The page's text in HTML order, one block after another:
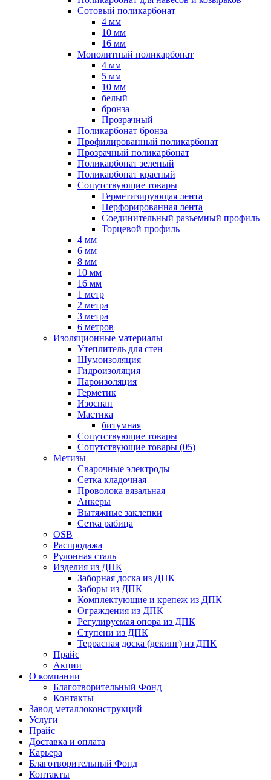
Сотовый поликарбонат
4 мм
10 мм
16 мм
Монолитный поликарбонат
4 мм
5 мм
10 мм
белый
бронза
Прозрачный
Поликарбонат бронза
Профилированный поликарбонат
Прозрачный поликарбонат
Поликарбонат зеленый
Поликарбонат красный
Сопутствующие товары
Герметизирующая лента
Перфорированная лента
Соединительный разъемный профиль
Торцевой профиль
4 мм
6 мм
8 мм
10 мм
16 мм
1 метр
2 метра
3 метра
6 метров
Изоляционные материалы
Утеплитель для стен
Шумоизоляция
Гидроизоляция
Пароизоляция
Герметик
Изоспан
Мастика
битумная
Сопутствующие товары
Сопутствующие товары (05)
Метизы
Сварочные электроды
Сетка кладочная
Проволока вязальная
Анкеры
Вытяжные заклепки
Сетка рабица
OSB
Распродажа
Рулонная сталь
Изделия из ДПК
Заборная доска из ДПК
Заборы из ДПК
Комплектующие и крепеж из ДПК
Ограждения из ДПК
Регулируемая опора из ДПК
Ступени из ДПК
Террасная доска (декинг) из ДПК
Прайс
Акции
О компании
Благотворительный Фонд
Контакты
Завод металлоконструкций
Услуги
Прайс
Доставка и оплата
Карьера
Благотворительный Фонд
Контакты